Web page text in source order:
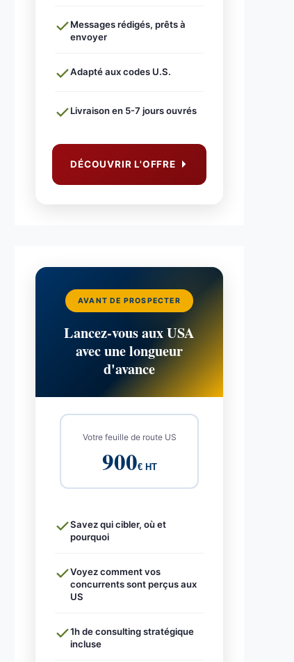
Messages rédigés, prêts à
envoyer
Adapté aux codes U.S.
Livraison en 5-7 jours ouvrés
DÉCOUVRIR L'OFFRE
AVANT DE PROSPECTER
Lancez-vous aux USA
avec une longueur
d'avance
Votre feuille de route US
900€ HT
Savez qui cibler, où et
pourquoi
Voyez comment vos
concurrents sont perçus aux
US
1h de consulting stratégique
incluse